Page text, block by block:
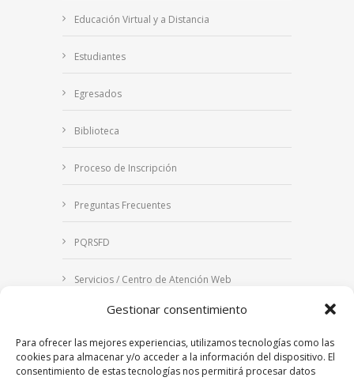
Gestionar consentimiento
Para ofrecer las mejores experiencias, utilizamos tecnologías como las
cookies para almacenar y/o acceder a la información del dispositivo. El
consentimiento de estas tecnologías nos permitirá procesar datos
Educación Virtual y a Distancia
Estudiantes
Egresados
Biblioteca
Proceso de Inscripción
Preguntas Frecuentes
PQRSFD
Servicios / Centro de Atención Web
Correo Institucional
Notificaciones judiciales